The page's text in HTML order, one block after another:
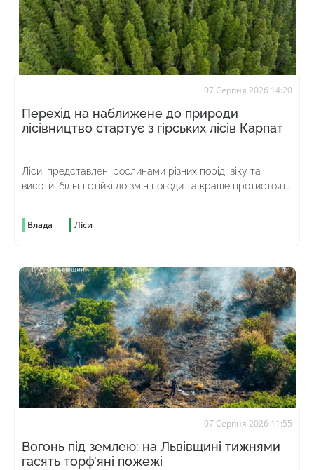
07 Серпня 2026 14:20
Перехід на наближене до природи
лісівництво стартує з гірських лісів Карпат
Ліси, представлені рослинами різних порід, віку та
висоти, більш стійкі до змін погоди та краще протистоять
Влада Ліси
07 Серпня 2026 11:55
Вогонь під землею: на Львівщині тижнями
гасять торф’яні пожежі